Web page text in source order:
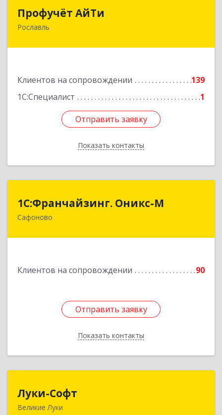
Профучёт АйТи
Рославль
Клиентов на сопровождении
139
1С:Специалист
1
Отправить заявку
Показать контакты
216500, Смоленская обл, Рославльский р-н,
Отправить заявку
Назад
1С:Франчайзинг. Оникс-М
Сафоново
Клиентов на сопровождении 90
Отправить заявку
Показать контакты
1С:Франчайзинг. Оникс-М
215500, Смоленская обл, Сафоновский р-н,
Отправить заявку
Назад
Луки-Софт
Великие Луки182113, Псковская обл, Великие Луки г,